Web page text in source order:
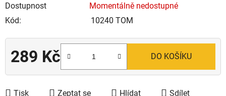
Dostupnost
Momentálně nedostupné
Kód:
10240 TOM
289 Kč DO KOŠÍKU
Tisk Zeptat se Hlídat Sdílet